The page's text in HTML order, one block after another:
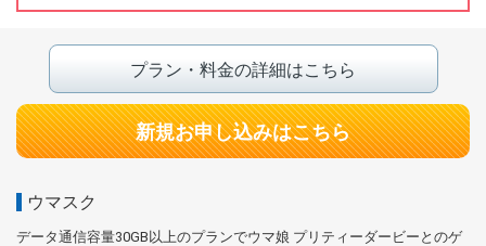
プラン・料金の詳細はこちら
新規お申し込みはこちら
ウマスク
データ通信容量30GB以上のプランでウマ娘 プリティーダービーとのゲ